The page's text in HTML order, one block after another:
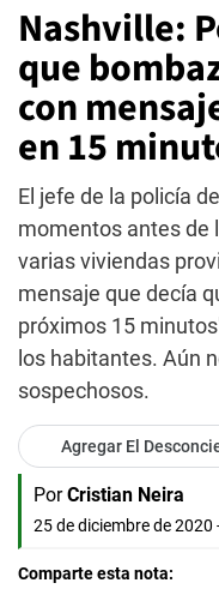
Nashville:
que
con
en 15
El jefe de la policía
momentos antes de
varias viviendas
mensaje que decía
próximos 15
los habitantes. Aún
sospechosos.
Agregar El
Por Cristian Neira
25 de diciembre de 2020
Comparte esta nota: